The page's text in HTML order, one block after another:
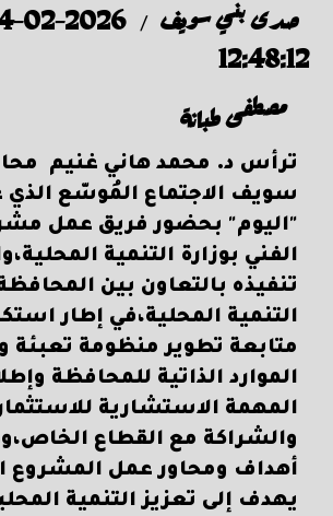
صدى بني سويف /
12:48:12
مصطفى طبانة
ترأس د. محمد هاني غنيم
سويف الاجتماع المُوسّع الذي
"اليوم" بحضور فريق عمل
الفني بوزارة التنمية
تنفيذه بالتعاون بين
التنمية المحلية،في إطار
متابعة تطوير منظومة تعبئة
الموارد الذاتية للمحافظة
المهمة الاستشارية
والشراكة مع القطاع
أهداف ومحاور عمل المشروع
يهدف إلى تعزيز التنمية